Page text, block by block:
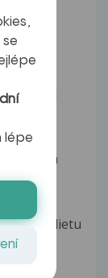
jedna
dietu
lépe